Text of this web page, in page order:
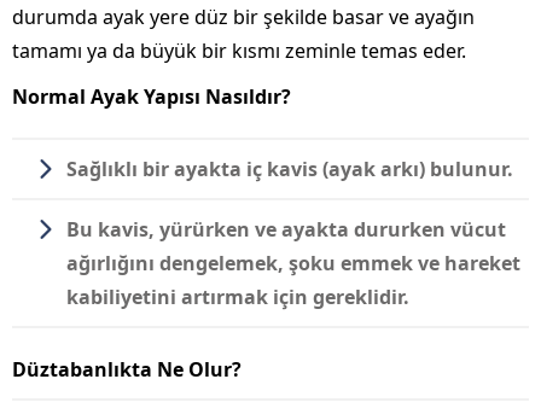
durumda ayak yere düz bir şekilde basar ve ayağın
tamamı ya da büyük bir kısmı zeminle temas eder.
Normal Ayak Yapısı Nasıldır?
Sağlıklı bir ayakta iç kavis (ayak arkı) bulunur.
Bu kavis, yürürken ve ayakta dururken vücut
ağırlığını dengelemek, şoku emmek ve hareket
kabiliyetini artırmak için gereklidir.
Düztabanlıkta Ne Olur?